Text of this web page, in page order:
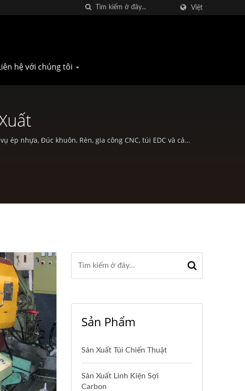
Việt
hệ với chúng tôi
ép nhựa, Đúc khuôn, Rèn, gia công CNC, túi EDC và các
Sản Phẩm
Sản Xuất Túi Chiến Thuật
Sản Xuất Linh Kiện Sợi
Carbon